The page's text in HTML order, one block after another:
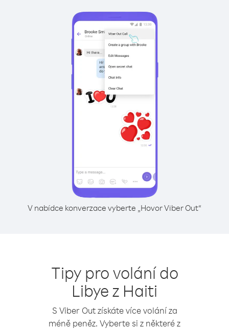
V nabídce konverzace vyberte „Hovor Viber Out“
Tipy pro volání do
Libye z Haiti
S Viber Out získáte více volání za
méně peněz. Vyberte si z některé z